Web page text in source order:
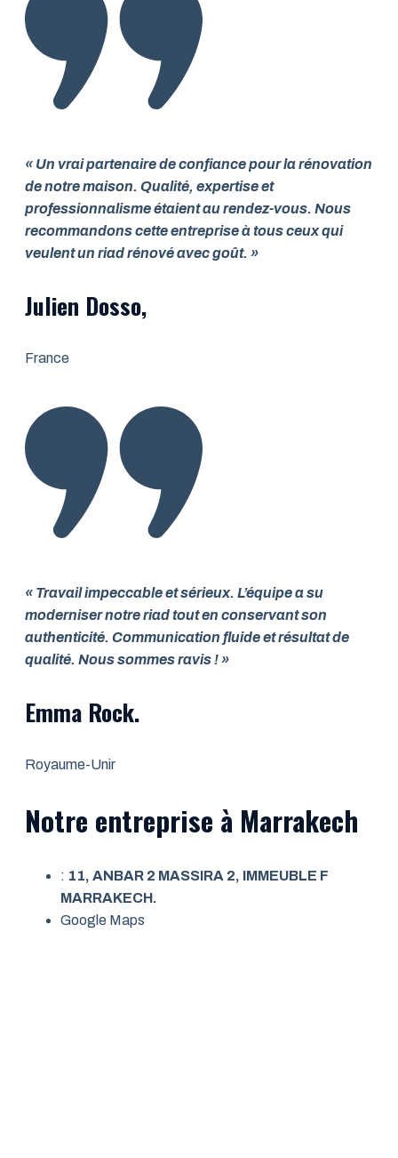
« Un vrai partenaire de confiance pour la rénovation
de notre maison. Qualité, expertise et
professionnalisme étaient au rendez-vous. Nous
recommandons cette entreprise à tous ceux qui
veulent un riad rénové avec goût. »
Julien Dosso,
France
« Travail impeccable et sérieux. L’équipe a su
moderniser notre riad tout en conservant son
authenticité. Communication fluide et résultat de
qualité. Nous sommes ravis ! »
Emma Rock.
Royaume-Unir
Notre entreprise à Marrakech
: 11, ANBAR 2 MASSIRA 2, IMMEUBLE F
MARRAKECH.
Google Maps